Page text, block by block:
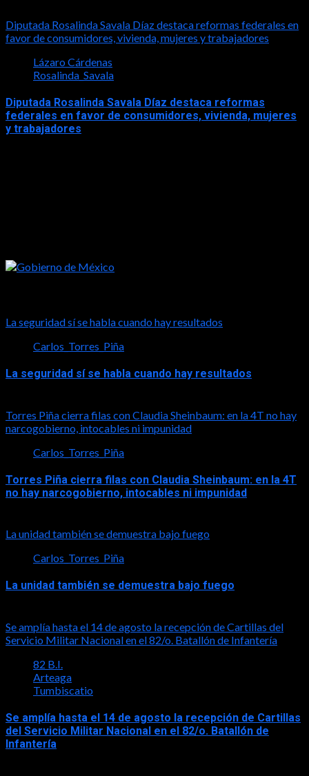
Diputada Rosalinda Savala Díaz destaca reformas federales en
favor de consumidores, vivienda, mujeres y trabajadores
Lázaro Cárdenas
Rosalinda_Savala
Diputada Rosalinda Savala Díaz destaca reformas
federales en favor de consumidores, vivienda, mujeres
y trabajadores
La seguridad sí se habla cuando hay resultados
Carlos_Torres_Piña
La seguridad sí se habla cuando hay resultados
Torres Piña cierra filas con Claudia Sheinbaum: en la 4T no hay
narcogobierno, intocables ni impunidad
Carlos_Torres_Piña
Torres Piña cierra filas con Claudia Sheinbaum: en la 4T
no hay narcogobierno, intocables ni impunidad
La unidad también se demuestra bajo fuego
Carlos_Torres_Piña
La unidad también se demuestra bajo fuego
Se amplía hasta el 14 de agosto la recepción de Cartillas del
Servicio Militar Nacional en el 82/o. Batallón de Infantería
82 B.I.
Arteaga
Tumbiscatio
Se amplía hasta el 14 de agosto la recepción de Cartillas
del Servicio Militar Nacional en el 82/o. Batallón de
Infantería